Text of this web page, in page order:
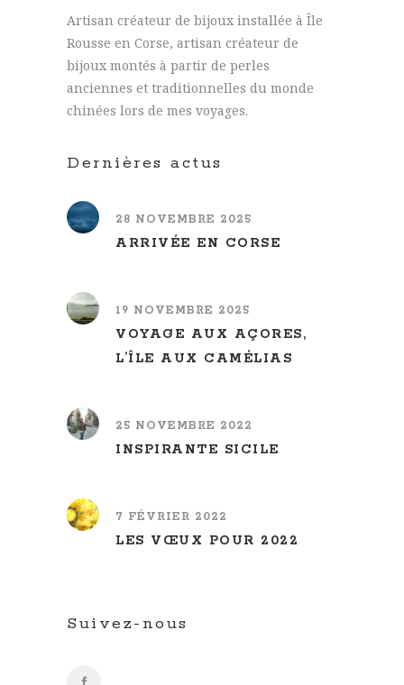
Artisan créateur de bijoux installée à Île
Rousse en Corse, artisan créateur de
bijoux montés à partir de perles
anciennes et traditionnelles du monde
chinées lors de mes voyages.
Dernières actus
28 NOVEMBRE 2025
ARRIVÉE EN CORSE
19 NOVEMBRE 2025
VOYAGE AUX AÇORES,
L’ÎLE AUX CAMÉLIAS
25 NOVEMBRE 2022
INSPIRANTE SICILE
7 FÉVRIER 2022
LES VŒUX POUR 2022
Suivez-nous